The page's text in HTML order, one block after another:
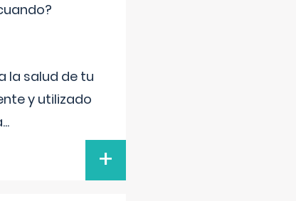
la salud de tu
y utilizado
...
+